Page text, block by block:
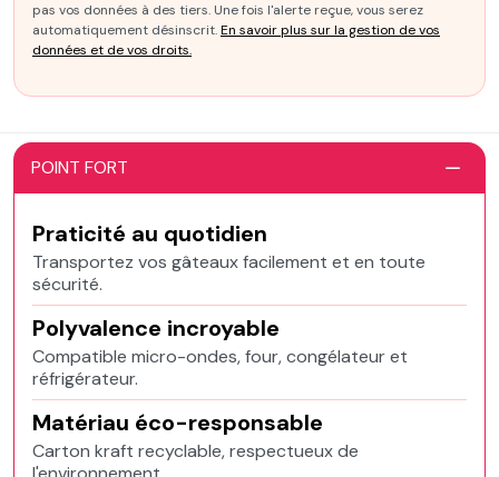
pas vos données à des tiers. Une fois l'alerte reçue, vous serez
automatiquement désinscrit.En savoir plus sur la gestion de vos
données et de vos droits.
POINT FORT
Praticité au quotidien
Transportez vos gâteaux facilement et en toute
sécurité.
Polyvalence incroyable
Compatible micro-ondes, four, congélateur et
réfrigérateur.
Matériau éco-responsable
Carton kraft recyclable, respectueux de